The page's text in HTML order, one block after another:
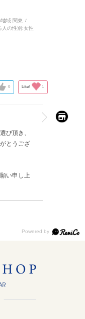
地域:関東
人の性別:女性
0 Like! 1
び頂き、
とうござ
い申し上